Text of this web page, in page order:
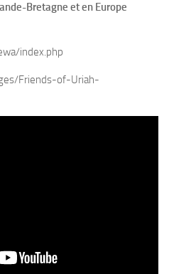
Bretagne et en Europe
index.php
Friends-of-Uriah-